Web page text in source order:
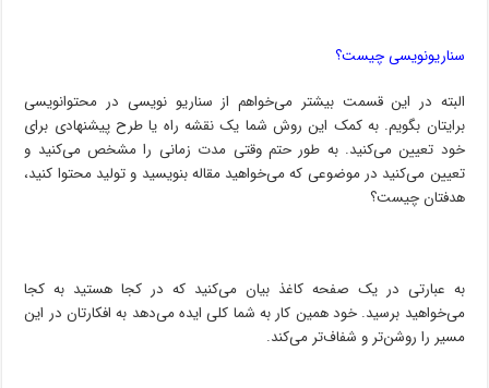
سناریونویسی چیست؟
البته در این قسمت بیشتر می‌خواهم از سناریو نویسی در محتوانویسی
برایتان بگویم. به کمک این روش شما یک نقشه راه یا طرح پیشنهادی برای
خود تعیین می‌کنید. به طور حتم وقتی مدت زمانی را مشخص می‌کنید و
تعیین می‌کنید در موضوعی که می‌خواهید مقاله بنویسید و تولید محتوا کنید،
هدفتان چیست؟
به عبارتی در یک صفحه کاغذ بیان می‌کنید که در کجا هستید به کجا
می‌خواهید برسید. خود همین کار به شما کلی ایده می‌دهد به افکارتان در این
مسیر را روشن‌تر و شفاف‌تر می‌کند.